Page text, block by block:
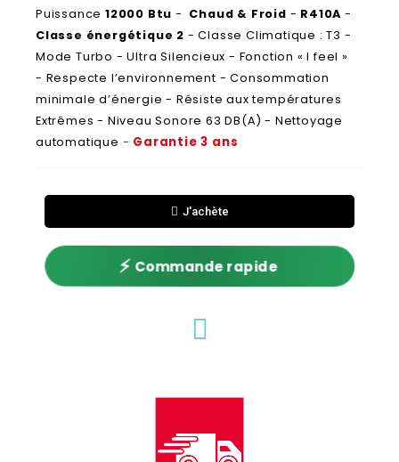
Puissance 12000 Btu - Chaud & Froid - R410A -
Classe énergétique 2 - Classe Climatique : T3 -
Mode Turbo - Ultra Silencieux - Fonction « I feel »
- Respecte l’environnement - Consommation
minimale d’énergie - Résiste aux températures
Extrêmes - Niveau Sonore 63 DB(A) - Nettoyage
automatique - Garantie 3 ans
J'achète
⚡Commande rapide